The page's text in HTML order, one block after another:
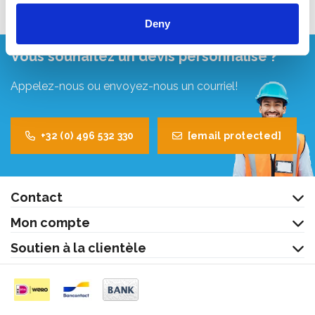
Deny
Vous souhaitez un devis personnalisé ?
Appelez-nous ou envoyez-nous un courriel!
+32 (0) 496 532 330 [email protected]
Contact
Mon compte
Soutien à la clientèle